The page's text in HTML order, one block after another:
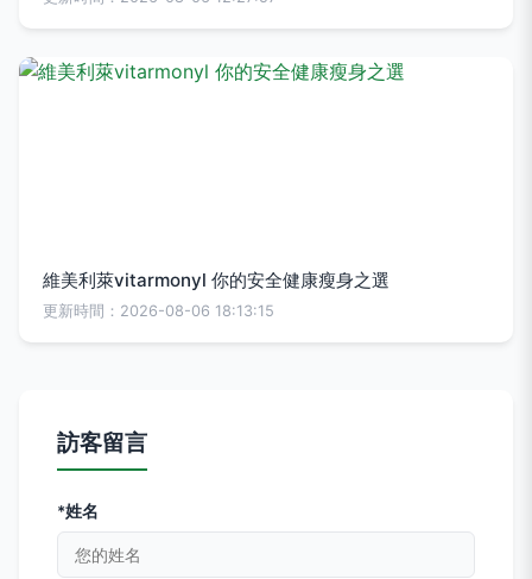
維美利萊vitarmonyl 你的安全健康瘦身之選
更新時間：2026-08-06 18:13:15
訪客留言
*姓名